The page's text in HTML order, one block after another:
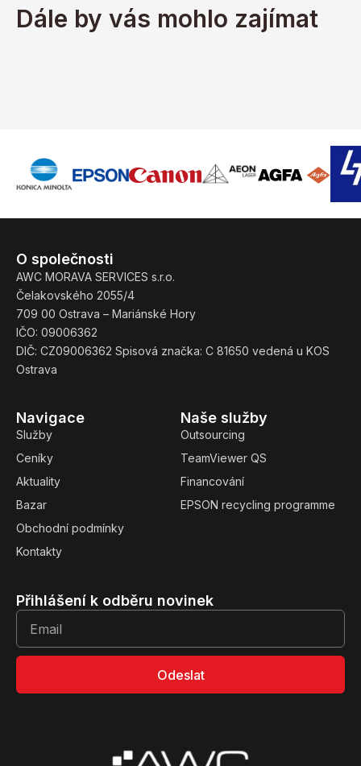
Dále by vás mohlo zajímat
Naše služby
Outsourcing
TeamViewer QS
Financování
EPSON recycling programme
Navigace
Služby
Ceníky
Aktuality
Bazar
Obchodní podmínky
Kontakty
O společnosti
AWC MORAVA SERVICES s.r.o.
Čelakovského 2055/4
709 00 Ostrava – Mariánské Hory
IČO: 09006362
DIČ: CZ09006362 Spisová značka: C 81650 vedená u KOS
Ostrava
Přihlášení k odběru novinek
Odeslat